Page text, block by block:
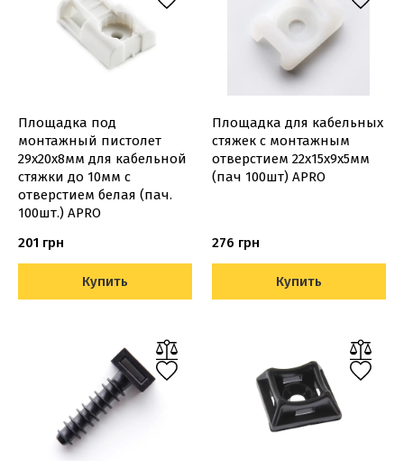
Площадка под
монтажный пистолет
29х20х8мм для кабельной
стяжки до 10мм с
отверстием белая (пач.
100шт.) APRO
201 грн
Купить
Площадка для кабельных
стяжек с монтажным
отверстием 22x15x9x5мм
(пач 100шт) APRO
276 грн
Купить